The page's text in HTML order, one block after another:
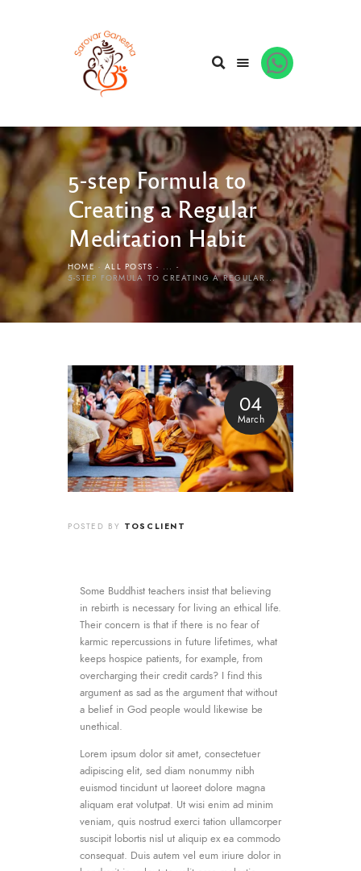
5-step Formula to
Creating a Regular
Meditation Habit
HOME ALL POSTS
...
5-STEP FORMULA TO CREATING A REGULAR...
04
March
POSTED BY TOSCLIENT
Some Buddhist teachers insist that believing
in rebirth is necessary for living an ethical life.
Their concern is that if there is no fear of
karmic repercussions in future lifetimes, what
keeps hospice patients, for example, from
overcharging their credit cards? I find this
argument as sad as the argument that without
a belief in God people would likewise be
unethical.
Lorem ipsum dolor sit amet, consectetuer
adipiscing elit, sed diam nonummy nibh
euismod tincidunt ut laoreet dolore magna
aliquam erat volutpat. Ut wisi enim ad minim
veniam, quis nostrud exerci tation ullamcorper
suscipit lobortis nisl ut aliquip ex ea commodo
consequat. Duis autem vel eum iriure dolor in